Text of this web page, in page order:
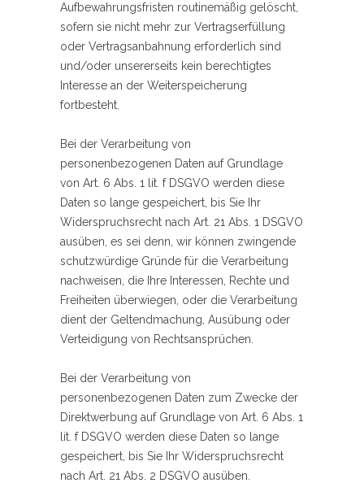
Aufbewahrungsfristen routinemäßig gelöscht,
sofern sie nicht mehr zur Vertragserfüllung
oder Vertragsanbahnung erforderlich sind
und/oder unsererseits kein berechtigtes
Interesse an der Weiterspeicherung
fortbesteht.
Bei der Verarbeitung von
personenbezogenen Daten auf Grundlage
von Art. 6 Abs. 1 lit. f DSGVO werden diese
Daten so lange gespeichert, bis Sie Ihr
Widerspruchsrecht nach Art. 21 Abs. 1 DSGVO
ausüben, es sei denn, wir können zwingende
schutzwürdige Gründe für die Verarbeitung
nachweisen, die Ihre Interessen, Rechte und
Freiheiten überwiegen, oder die Verarbeitung
dient der Geltendmachung, Ausübung oder
Verteidigung von Rechtsansprüchen.
Bei der Verarbeitung von
personenbezogenen Daten zum Zwecke der
Direktwerbung auf Grundlage von Art. 6 Abs. 1
lit. f DSGVO werden diese Daten so lange
gespeichert, bis Sie Ihr Widerspruchsrecht
nach Art. 21 Abs. 2 DSGVO ausüben.